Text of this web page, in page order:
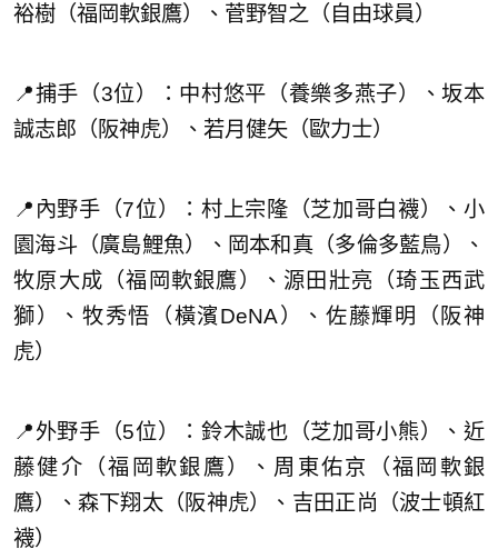
裕樹（福岡軟銀鷹）、菅野智之（自由球員）
📍捕手（3位）：中村悠平（養樂多燕子）、坂本
誠志郎（阪神虎）、若月健矢（歐力士）
📍內野手（7位）：村上宗隆（芝加哥白襪）、小
園海斗（廣島鯉魚）、岡本和真（多倫多藍鳥）、
牧原大成（福岡軟銀鷹）、源田壯亮（琦玉西武
獅）、牧秀悟（橫濱DeNA）、佐藤輝明（阪神
虎）
📍外野手（5位）：鈴木誠也（芝加哥小熊）、近
藤健介（福岡軟銀鷹）、周東佑京（福岡軟銀
鷹）、森下翔太（阪神虎）、吉田正尚（波士頓紅
襪）